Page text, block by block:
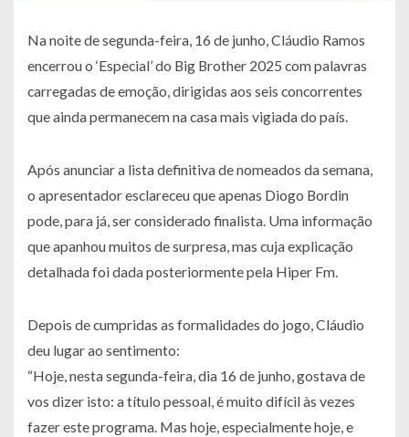
Na noite de segunda-feira, 16 de junho, Cláudio Ramos
encerrou o ‘Especial’ do Big Brother 2025 com palavras
carregadas de emoção, dirigidas aos seis concorrentes
que ainda permanecem na casa mais vigiada do país.
Após anunciar a lista definitiva de nomeados da semana,
o apresentador esclareceu que apenas Diogo Bordin
pode, para já, ser considerado finalista. Uma informação
que apanhou muitos de surpresa, mas cuja explicação
detalhada foi dada posteriormente pela Hiper Fm.
Depois de cumpridas as formalidades do jogo, Cláudio
deu lugar ao sentimento:
“Hoje, nesta segunda-feira, dia 16 de junho, gostava de
vos dizer isto: a título pessoal, é muito difícil às vezes
fazer este programa. Mas hoje, especialmente hoje, e